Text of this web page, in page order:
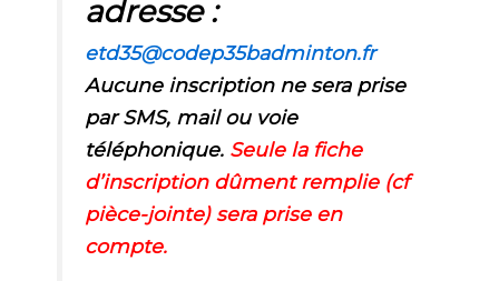
adresse :
etd35@codep35badminton.fr
Aucune inscription ne sera prise
par SMS, mail ou voie
téléphonique. Seule la fiche
d’inscription dûment remplie (cf
pièce-jointe) sera prise en
compte.